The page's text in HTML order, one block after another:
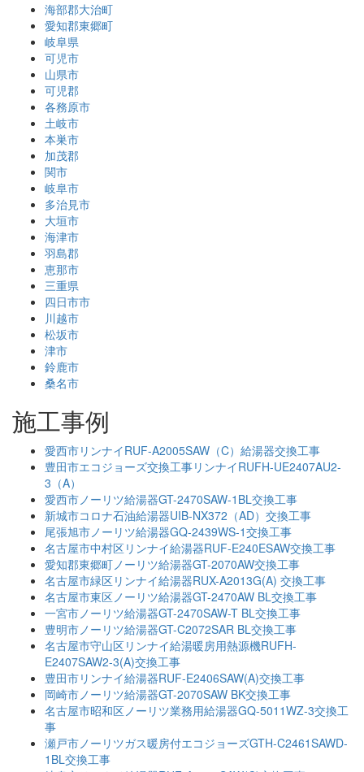
海部郡大治町
愛知郡東郷町
岐阜県
可児市
山県市
可児郡
各務原市
土岐市
本巣市
加茂郡
関市
岐阜市
多治見市
大垣市
海津市
羽島郡
恵那市
三重県
四日市市
川越市
松坂市
津市
鈴鹿市
桑名市
施工事例
愛西市リンナイRUF-A2005SAW（C）給湯器交換工事
豊田市エコジョーズ交換工事リンナイRUFH-UE2407AU2-
3（A）
愛西市ノーリツ給湯器GT-2470SAW-1BL交換工事
新城市コロナ石油給湯器UIB-NX372（AD）交換工事
尾張旭市ノーリツ給湯器GQ-2439WS-1交換工事
名古屋市中村区リンナイ給湯器RUF-E240ESAW交換工事
愛知郡東郷町ノーリツ給湯器GT-2070AW交換工事
名古屋市緑区リンナイ給湯器RUX-A2013G(A) 交換工事
名古屋市東区ノーリツ給湯器GT-2470AW BL交換工事
一宮市ノーリツ給湯器GT-2470SAW-T BL交換工事
豊明市ノーリツ給湯器GT-C2072SAR BL交換工事
名古屋市守山区リンナイ給湯暖房用熱源機RUFH-
E2407SAW2-3(A)交換工事
豊田市リンナイ給湯器RUF-E2406SAW(A)交換工事
岡崎市ノーリツ給湯器GT-2070SAW BK交換工事
名古屋市昭和区ノーリツ業務用給湯器GQ-5011WZ-3交換工
事
瀬戸市ノーリツガス暖房付エコジョーズGTH-C2461SAWD-
1BL交換工事